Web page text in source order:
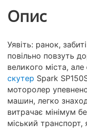
Опис
Уявіть: ранок,
повільно повзуть
великого міста,
скутер Spark
моторолер
машин, легко
витрачає мінімум
міський транспорт,